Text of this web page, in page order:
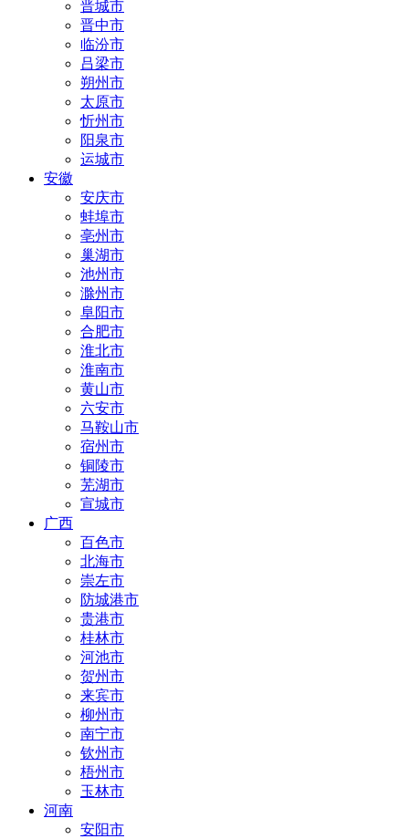
晋城市
晋中市
临汾市
吕梁市
朔州市
太原市
忻州市
阳泉市
运城市
安徽
安庆市
蚌埠市
亳州市
巢湖市
池州市
滁州市
阜阳市
合肥市
淮北市
淮南市
黄山市
六安市
马鞍山市
宿州市
铜陵市
芜湖市
宣城市
广西
百色市
北海市
崇左市
防城港市
贵港市
桂林市
河池市
贺州市
来宾市
柳州市
南宁市
钦州市
梧州市
玉林市
河南
安阳市